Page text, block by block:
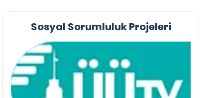
Sosyal Sorumluluk Projeleri